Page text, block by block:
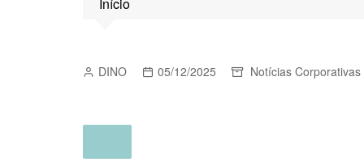
DINO 05/12/2025 Notícias Corporativas